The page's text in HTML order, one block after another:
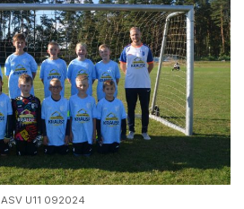
ASV U11 092024